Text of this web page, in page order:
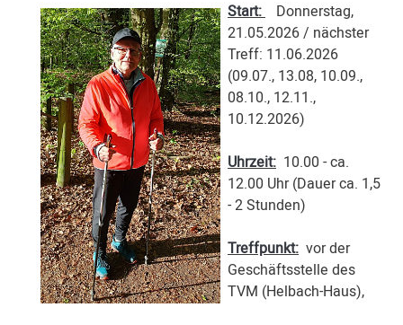
Start: Donnerstag,
21.05.2026 / nächster
Treff: 11.06.2026
(09.07., 13.08, 10.09.,
08.10., 12.11.,
10.12.2026)
Uhrzeit: 10.00 - ca.
12.00 Uhr (Dauer ca. 1,5
- 2 Stunden)
Treffpunkt: vor der
Geschäftsstelle des
TVM (Helbach-Haus),